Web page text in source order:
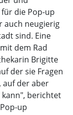
die Pop-up
auch neugierig
sind. Eine
dem Rad
Brigitte
der sie Fragen
auf der aber
kann", berichtet
up